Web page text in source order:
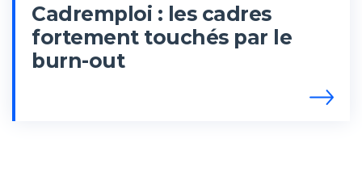
Cadremploi : les cadres
fortement touchés par le
burn-out